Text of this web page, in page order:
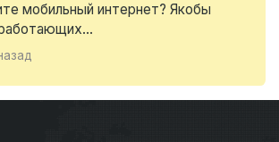
мобильный интернет? Якобы